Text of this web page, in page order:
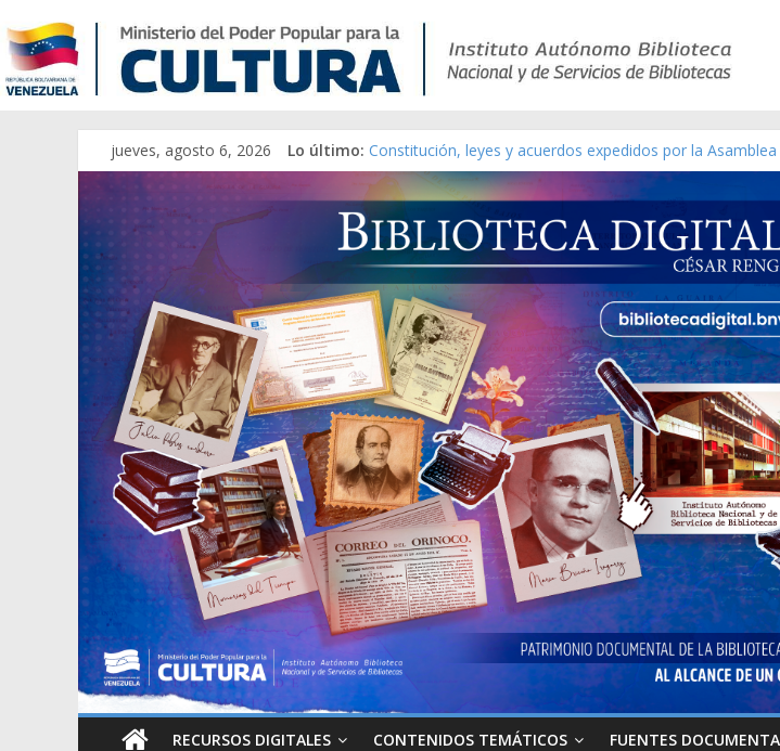
jueves, agosto 6, 2026 Lo último: Constitución, leyes y acuerdos expedidos por la
Una Parálisis [material gráfico]
Modesta Bor Sánchez [material gráfico]
Gaceta Oficial de la República de Venezuela año CXXXIII
Catálogo temático de obras de Modesta Bor
RECURSOS DIGITALES CONTENIDOS TEMÁTICOS FUENTES